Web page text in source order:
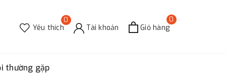
0
Yêu thích Tài khoản
0
Giỏ hàng
thường gặp